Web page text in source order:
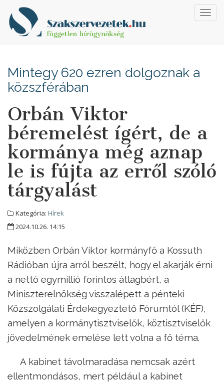
Mintegy 620 ezren dolgoznak a
közszférában
Orbán Viktor
béremelést ígért, de a
kormánya még aznap
le is fújta az erről szóló
tárgyalást
Kategória: Hírek
2024.10.26. 14:15
Miközben Orbán Viktor kormányfő a Kossuth
Rádióban újra arról beszélt, hogy el akarják érni
a nettó egymillió forintos átlagbért, a
Miniszterelnökség visszalépett a pénteki
Közszolgálati Érdekegyeztető Fórumtól (KÉF),
amelyen a kormánytisztviselők, köztisztviselők
jövedelmének emelése lett volna a fő téma.
A kabinet távolmaradása nemcsak azért
ellentmondásos, mert például a kabinet